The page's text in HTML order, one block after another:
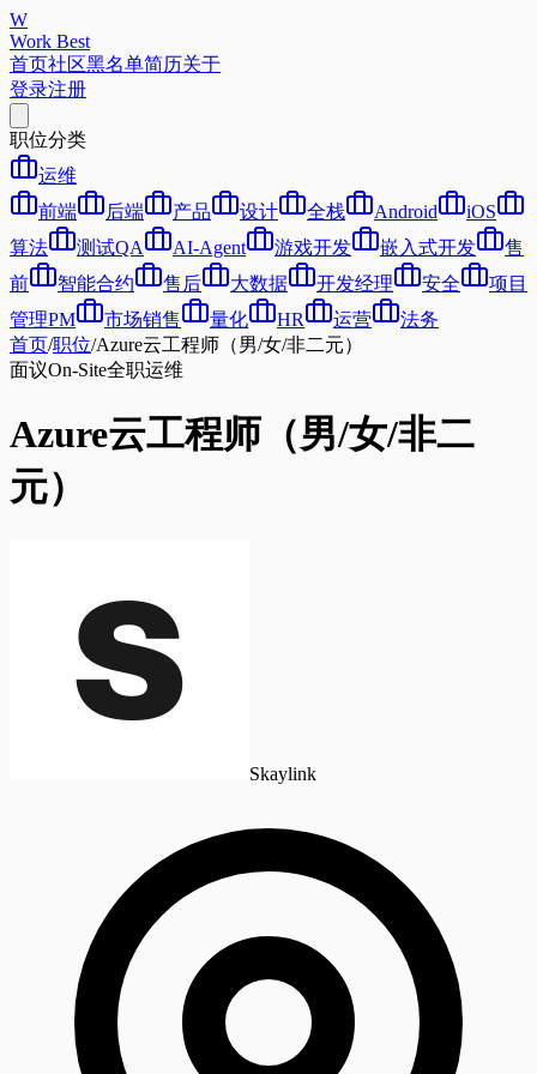
W
Work Best
首页社区黑名单简历关于
登录注册
职位分类
运维
前端
后端 产品 设计 全栈 Android
iOS
算法
测试QA AI-Agent 游戏开发 嵌入式开发
售
前
智能合约 售后 大数据 开发经理 安全
项目
管理PM
市场销售 量化 HR 运营
法务
首页/职位/Azure云工程师（男/女/非二元）
面议On-Site全职运维
Azure云工程师（男/女/非二
元）
Skaylink